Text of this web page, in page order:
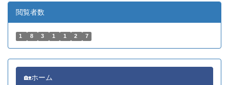
閲覧者数
1 8 3 1 1 2 7
🏡ホーム